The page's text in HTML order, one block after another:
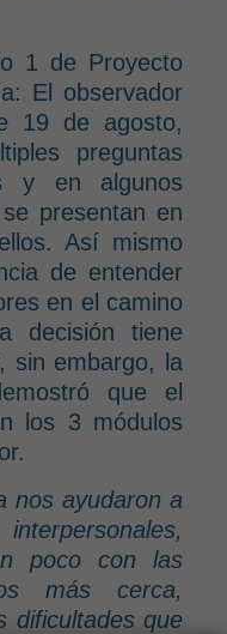
1 de Proyecto
El observador
19 de agosto,
preguntas
y en algunos
presentan en
Así mismo
de entender
en el camino
decisión tiene
sin embargo, la
que el
los 3 módulos
nos ayudaron a
poco con las
más cerca,
dificultades que